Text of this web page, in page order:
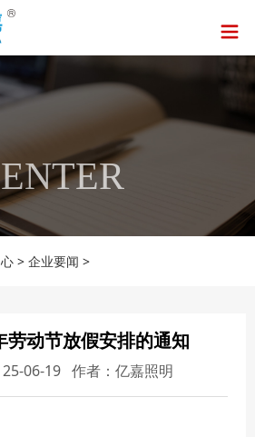
> 企业要闻 >
劳动节放假安排的通知
06-19 作者：亿嘉照明